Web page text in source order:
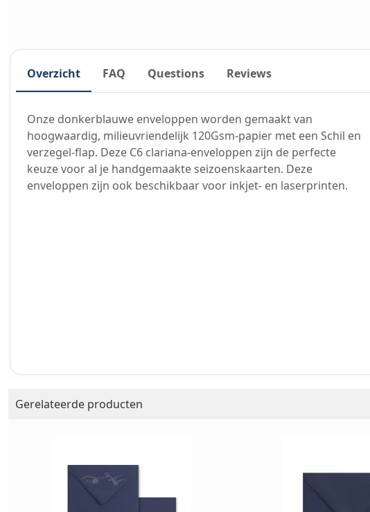
Overzicht FAQ Questions Reviews
Onze donkerblauwe enveloppen worden gemaakt van
hoogwaardig, milieuvriendelijk 120Gsm-papier met een Schil en
verzegel-flap. Deze C6 clariana-enveloppen zijn de perfecte
keuze voor al je handgemaakte seizoenskaarten. Deze
enveloppen zijn ook beschikbaar voor inkjet- en laserprinten.
Gerelateerde producten